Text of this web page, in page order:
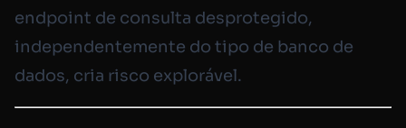
endpoint de consulta desprotegido,
independentemente do tipo de banco de
dados, cria risco explorável.